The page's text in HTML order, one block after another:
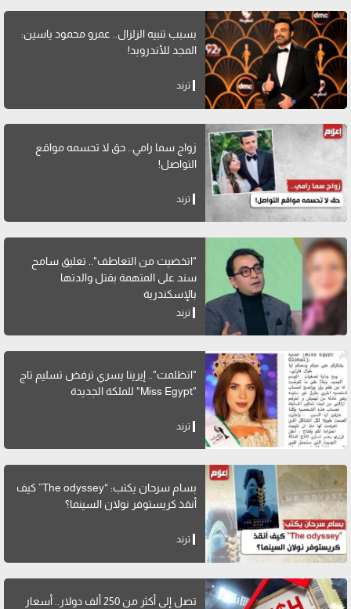
بسبب تنبيه الزلزال.. عمرو محمود ياسين:
المجد للأندرويد!
ترند
زواج سما رامي.. حق لا تحسمه مواقع
التواصل!
ترند
"اتخضيت من التعاطف".. تعليق سامح
سند على المتهمة بقتل والدتها
بالإسكندرية
ترند
"اتظلمت".. إيرينا يسري ترفض تسليم تاج
"Miss Egypt" للملكة الجديدة
ترند
بسام سرحان يكتب: “The odyssey” كيف
أنقذ كريستوفر نولان السينما؟
ترند
تصل إلى أكثر من 250 ألف دولار.. أسعار